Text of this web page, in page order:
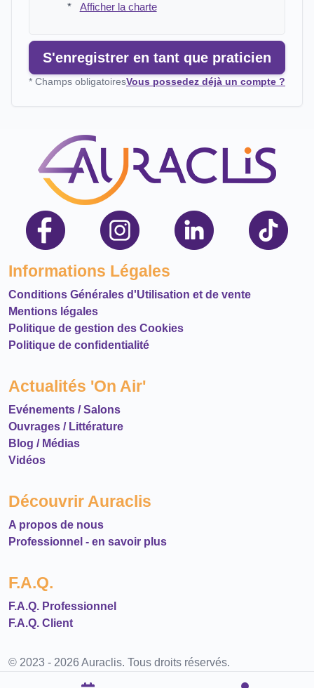
*
Afficher la charte
S'enregistrer en tant que praticien
* Champs obligatoiresVous possedez déjà un compte ?
Informations Légales
Conditions Générales d'Utilisation et de vente
Mentions légales
Politique de gestion des Cookies
Politique de confidentialité
Actualités 'On Air'
Evénements / Salons
Ouvrages / Littérature
Blog / Médias
Vidéos
Découvrir Auraclis
A propos de nous
Professionnel - en savoir plus
F.A.Q.
F.A.Q. Professionnel
F.A.Q. Client
© 2023 - 2026 Auraclis. Tous droits réservés.